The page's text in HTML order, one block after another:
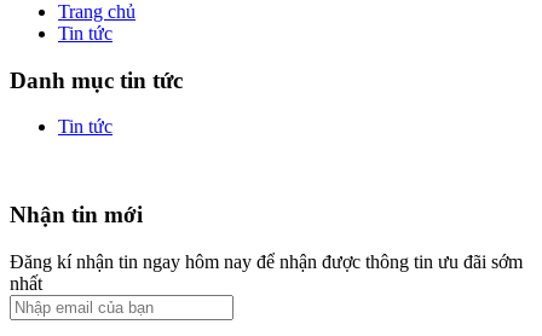
Trang chủ
Tin tức
Danh mục tin tức
Tin tức
Nhận tin mới
Đăng kí nhận tin ngay hôm nay để nhận được thông tin ưu đãi sớm
nhất